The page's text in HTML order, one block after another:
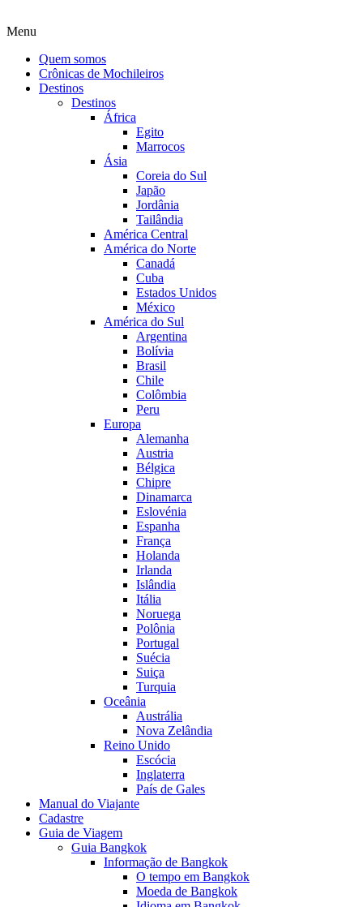
Menu
Quem somos
Crônicas de Mochileiros
Destinos
Destinos
África
Egito
Marrocos
Ásia
Coreia do Sul
Japão
Jordânia
Tailândia
América Central
América do Norte
Canadá
Cuba
Estados Unidos
México
América do Sul
Argentina
Bolívia
Brasil
Chile
Colômbia
Peru
Europa
Alemanha
Austria
Bélgica
Chipre
Dinamarca
Eslovénia
Espanha
França
Holanda
Irlanda
Islândia
Itália
Noruega
Polônia
Portugal
Suécia
Suiça
Turquia
Oceânia
Austrália
Nova Zelândia
Reino Unido
Escócia
Inglaterra
País de Gales
Manual do Viajante
Cadastre
Guia de Viagem
Guia Bangkok
Informação de Bangkok
O tempo em Bangkok
Moeda de Bangkok